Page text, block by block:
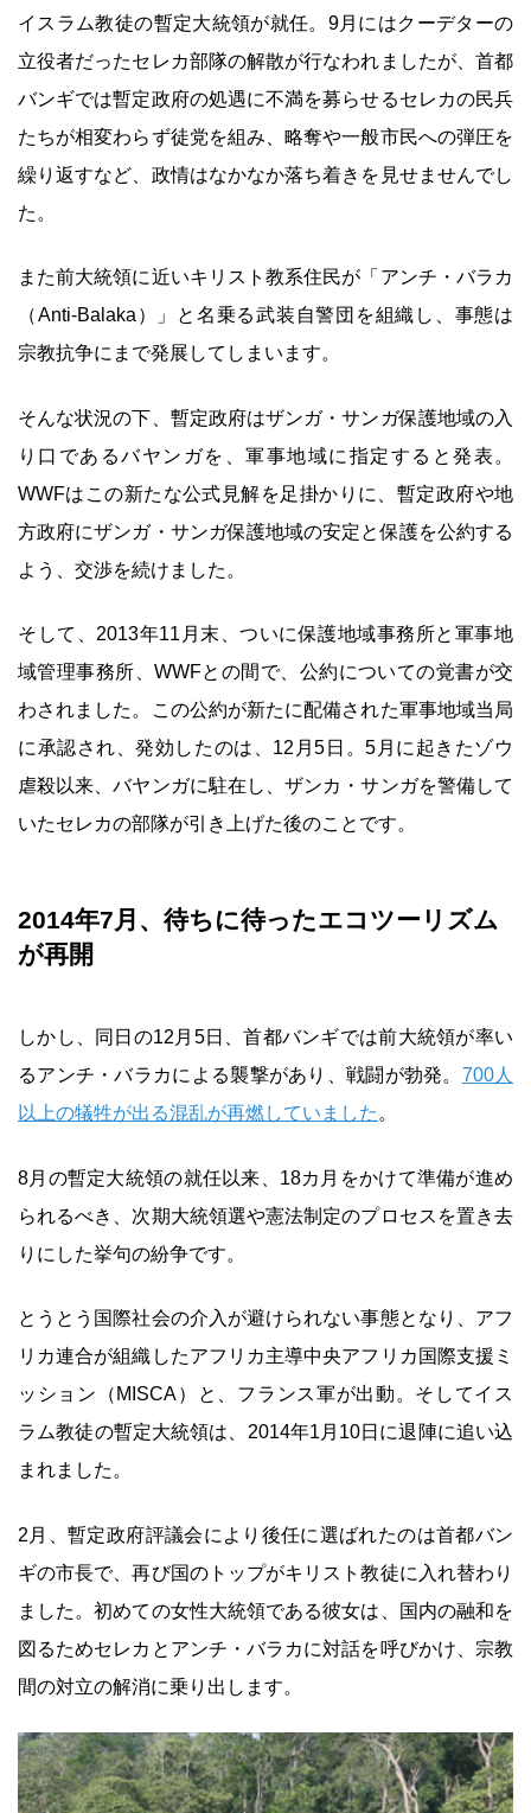
イスラム教徒の暫定大統領が就任。9月にはクーデターの
立役者だったセレカ部隊の解散が行なわれましたが、首都
バンギでは暫定政府の処遇に不満を募らせるセレカの民兵
たちが相変わらず徒党を組み、略奪や一般市民への弾圧を
繰り返すなど、政情はなかなか落ち着きを見せませんでし
た。
また前大統領に近いキリスト教系住民が「アンチ・バラカ
（Anti-Balaka）」と名乗る武装自警団を組織し、事態は
宗教抗争にまで発展してしまいます。
そんな状況の下、暫定政府はザンガ・サンガ保護地域の入
り口であるバヤンガを、軍事地域に指定すると発表。
WWFはこの新たな公式見解を足掛かりに、暫定政府や地
方政府にザンガ・サンガ保護地域の安定と保護を公約する
よう、交渉を続けました。
そして、2013年11月末、ついに保護地域事務所と軍事地
域管理事務所、WWFとの間で、公約についての覚書が交
わされました。この公約が新たに配備された軍事地域当局
に承認され、発効したのは、12月5日。5月に起きたゾウ
虐殺以来、バヤンガに駐在し、ザンカ・サンガを警備して
いたセレカの部隊が引き上げた後のことです。
2014年7月、待ちに待ったエコツーリズム
が再開
しかし、同日の12月5日、首都バンギでは前大統領が率い
るアンチ・バラカによる襲撃があり、戦闘が勃発。 700人
以上の犠牲が出る混乱が再燃していました。
8月の暫定大統領の就任以来、18カ月をかけて準備が進め
られるべき、次期大統領選や憲法制定のプロセスを置き去
りにした挙句の紛争です。
とうとう国際社会の介入が避けられない事態となり、アフ
リカ連合が組織したアフリカ主導中央アフリカ国際支援ミ
ッション（MISCA）と、フランス軍が出動。そしてイス
ラム教徒の暫定大統領は、2014年1月10日に退陣に追い込
まれました。
2月、暫定政府評議会により後任に選ばれたのは首都バン
ギの市長で、再び国のトップがキリスト教徒に入れ替わり
ました。初めての女性大統領である彼女は、国内の融和を
図るためセレカとアンチ・バラカに対話を呼びかけ、宗教
間の対立の解消に乗り出します。